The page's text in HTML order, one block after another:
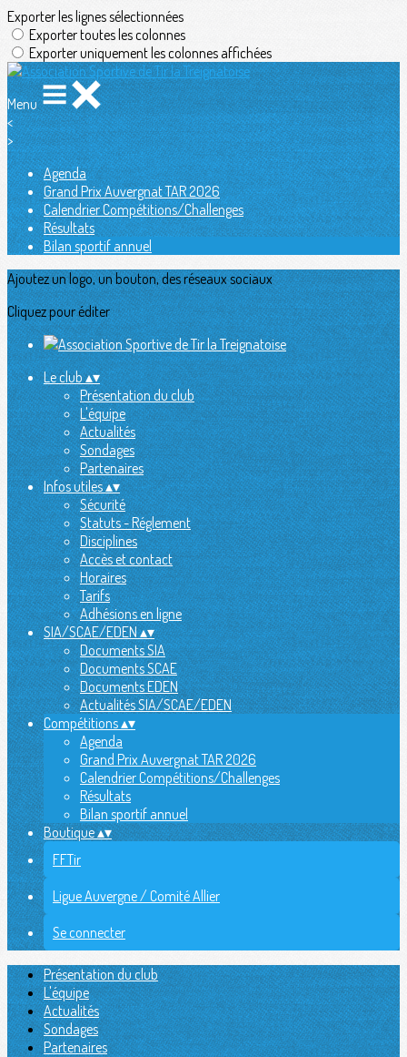
Exporter les lignes sélectionnées
Exporter toutes les colonnes
Exporter uniquement les colonnes affichées
Menu
<
>
Agenda
Grand Prix Auvergnat TAR 2026
Calendrier Compétitions/Challenges
Résultats
Bilan sportif annuel
Ajoutez un logo, un bouton, des réseaux sociaux
Cliquez pour éditer
Le club▴▾
Présentation du club
L'équipe
Actualités
Sondages
Partenaires
Infos utiles▴▾
Sécurité
Statuts - Réglement
Disciplines
Accès et contact
Horaires
Tarifs
Adhésions en ligne
SIA/SCAE/EDEN▴▾
Documents SIA
Documents SCAE
Documents EDEN
Actualités SIA/SCAE/EDEN
Compétitions▴▾
Agenda
Grand Prix Auvergnat TAR 2026
Calendrier Compétitions/Challenges
Résultats
Bilan sportif annuel
Boutique▴▾
FFTir
Ligue Auvergne / Comité Allier
Se connecter
Présentation du club
L'équipe
Actualités
Sondages
Partenaires